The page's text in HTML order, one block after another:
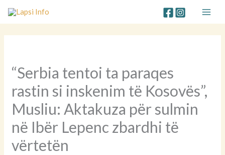
“Serbia tentoi ta paraqes
rastin si inskenim të Kosovës”,
Musliu: Aktakuza për sulmin
në Ibër Lepenc zbardhi të
vërtetën